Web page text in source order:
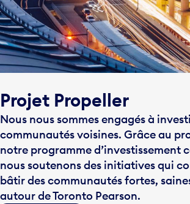
Projet Propeller
Nous nous sommes engagés à
communautés voisines. Grâce au
notre programme d’investissement
nous soutenons des initiatives qui
bâtir des communautés fortes,
autour de Toronto Pearson.